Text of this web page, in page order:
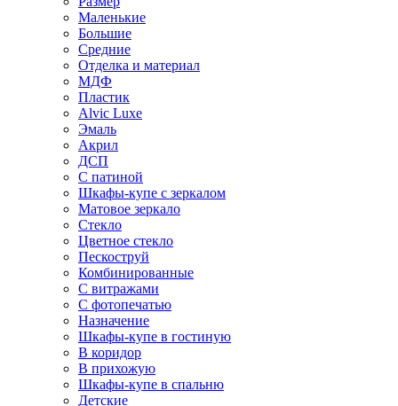
Маленькие
Большие
Средние
Отделка и материал
МДФ
Пластик
Alvic Luxe
Эмаль
Акрил
ДСП
С патиной
Шкафы-купе с зеркалом
Матовое зеркало
Стекло
Цветное стекло
Пескоструй
Комбинированные
С витражами
С фотопечатью
Назначение
Шкафы-купе в гостиную
В коридор
В прихожую
Шкафы-купе в спальню
Детские